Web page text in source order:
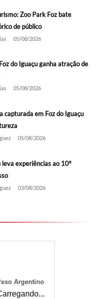
Zoo Park Foz bate
de público
05/08/2026
do Iguaçu ganha atração de
05/08/2026
capturada em Foz do Iguaçu
05/08/2026
experiências ao 10º
03/08/2026
Argentino